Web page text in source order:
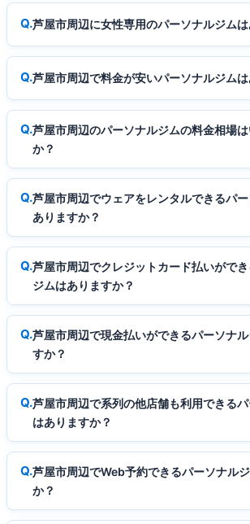
芦屋市周辺に女性専用のパーソナルジム
芦屋市周辺で料金が安いパーソナルジム
芦屋市周辺のパーソナルジムの料金相場
か？
芦屋市周辺でウェアをレンタルできるパ
ありますか？
芦屋市周辺でクレジットカード払いがで
ジムはありますか？
芦屋市周辺で現金払いができるパーソナ
すか？
芦屋市周辺で系列の他店舗も利用できる
はありますか？
芦屋市周辺でWeb予約できるパーソナル
か？